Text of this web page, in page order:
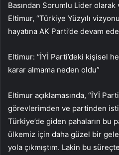
Basından Sorumlu Lider
Eltimur, “Türkiye Yüzyılı
hayatına AK Parti’de devam
Eltimur: “İYİ Parti’deki kişisel
karar almama neden oldu”
Eltimur açıklamasında, “İYİ
görevlerimden ve partinden
Türkiye’de giden pahaların bu
ülkemiz için daha güzel bir
yola çıkmıştım. Lakin bu